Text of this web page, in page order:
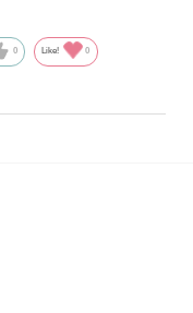
0 Like! 0